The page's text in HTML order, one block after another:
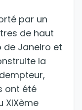
par un
de haut
de Janeiro et
la
ont été
XIXème